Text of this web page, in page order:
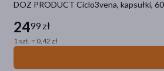
DOZ PRODUCT Ciclo3vena, kapsułki,
2499 zł
1 szt. = 0,42 zł